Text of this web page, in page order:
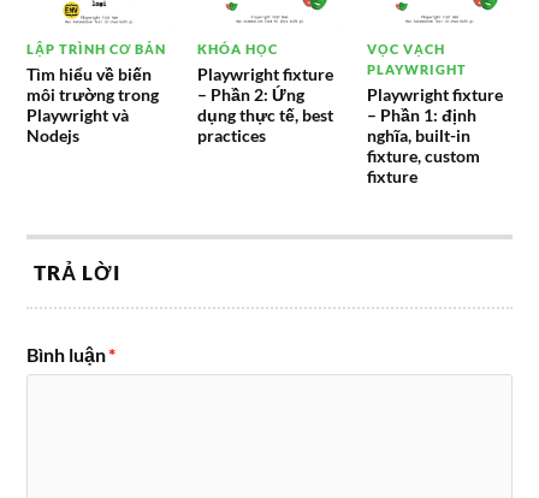
LẬP TRÌNH CƠ BẢN
Tìm hiểu về biến
môi trường trong
Playwright và
Nodejs
KHÓA HỌC
Playwright fixture
– Phần 2: Ứng
dụng thực tế, best
practices
VỌC VẠCH
PLAYWRIGHT
Playwright fixture
– Phần 1: định
nghĩa, built-in
fixture, custom
fixture
TRẢ LỜI
Bình luận*